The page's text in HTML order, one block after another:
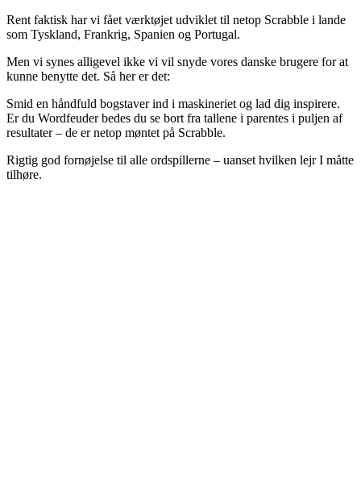
Rent faktisk har vi fået værktøjet udviklet til netop Scrabble i lande
som Tyskland, Frankrig, Spanien og Portugal.
Men vi synes alligevel ikke vi vil snyde vores danske brugere for at
kunne benytte det. Så her er det:
Smid en håndfuld bogstaver ind i maskineriet og lad dig inspirere.
Er du Wordfeuder bedes du se bort fra tallene i parentes i puljen af
resultater – de er netop møntet på Scrabble.
Rigtig god fornøjelse til alle ordspillerne – uanset hvilken lejr I måtte
tilhøre.